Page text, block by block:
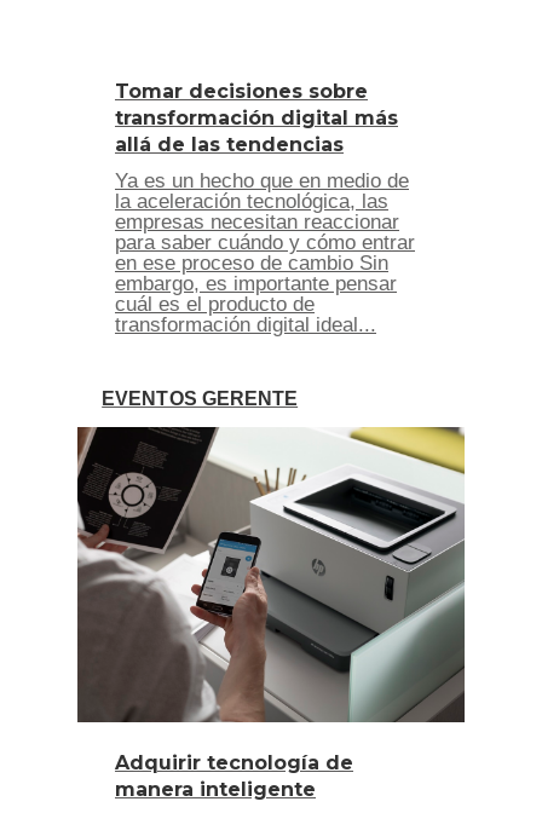
Tomar decisiones sobre
transformación digital más
allá de las tendencias
Ya es un hecho que en medio de
la aceleración tecnológica, las
empresas necesitan reaccionar
para saber cuándo y cómo entrar
en ese proceso de cambio Sin
embargo, es importante pensar
cuál es el producto de
transformación digital ideal...
EVENTOS GERENTE
Adquirir tecnología de
manera inteligente